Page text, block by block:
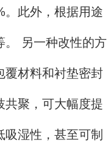
。此外，根据用途
。 另一种改性的方
覆材料和衬垫密封
共聚，可大幅度提
湿性，甚至可制